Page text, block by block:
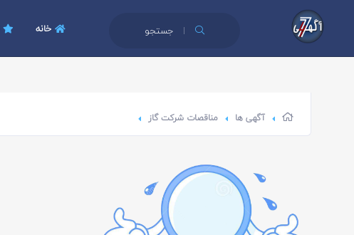
جستجو خانه
آگهی ها مناقصات شرکت گاز